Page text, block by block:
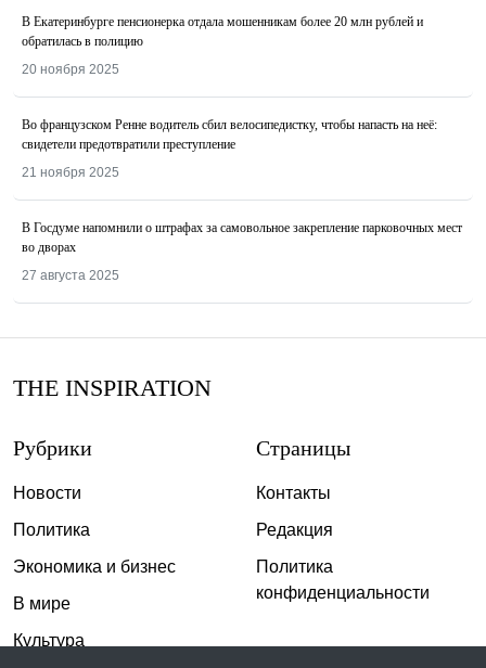
В Екатеринбурге пенсионерка отдала мошенникам более 20 млн рублей и
обратилась в полицию
20 ноября 2025
Во французском Ренне водитель сбил велосипедистку, чтобы напасть на неё:
свидетели предотвратили преступление
21 ноября 2025
В Госдуме напомнили о штрафах за самовольное закрепление парковочных мест
во дворах
27 августа 2025
THE INSPIRATION
Рубрики
Новости
Политика
Экономика и бизнес
В мире
Культура
Страницы
Контакты
Редакция
Политика
конфиденциальности